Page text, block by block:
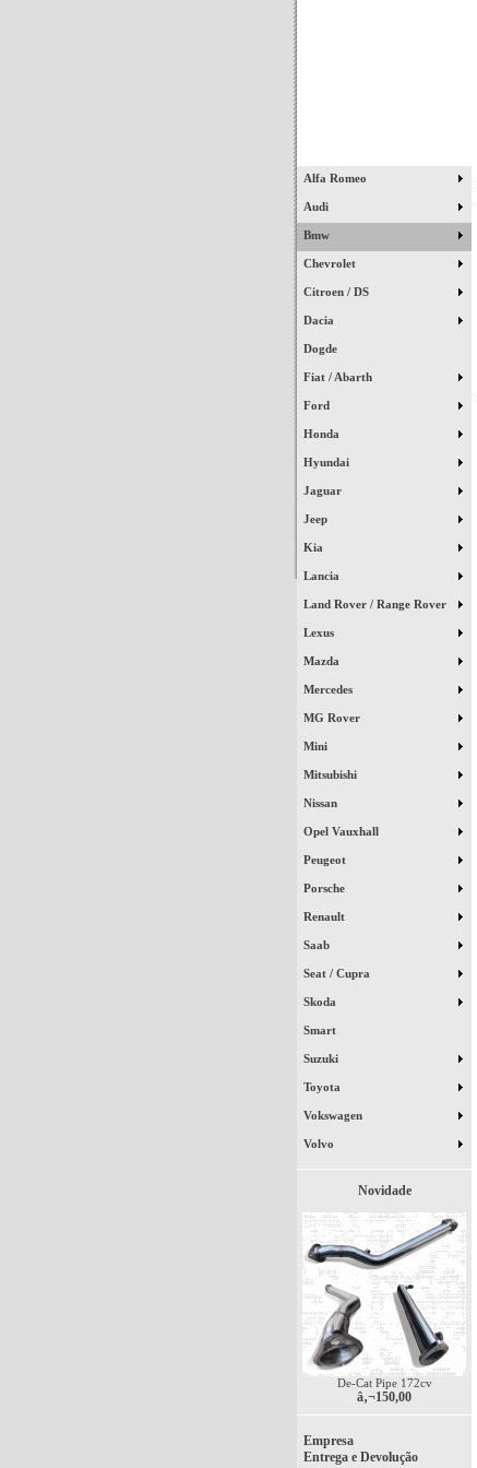
Alfa Romeo
Audi
Bmw
Chevrolet
Citroen / DS
Dacia
Dogde
Fiat / Abarth
Ford
Honda
Hyundai
Jaguar
Jeep
Kia
Lancia
Land Rover / Range Rover
Lexus
Mazda
Mercedes
MG Rover
Mini
Mitsubishi
Nissan
Opel Vauxhall
Peugeot
Porsche
Renault
Saab
Seat / Cupra
Skoda
Smart
Suzuki
Toyota
Vokswagen
Volvo
Novidade
De-Cat Pipe 172cv
â‚¬150,00
Empresa
Entrega e Devolução